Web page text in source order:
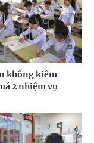
không kiêm
2 nhiệm vụ